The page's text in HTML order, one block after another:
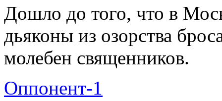
Дошло до того, что в
дьяконы из озорства
молебен священников.
Оппонент-1